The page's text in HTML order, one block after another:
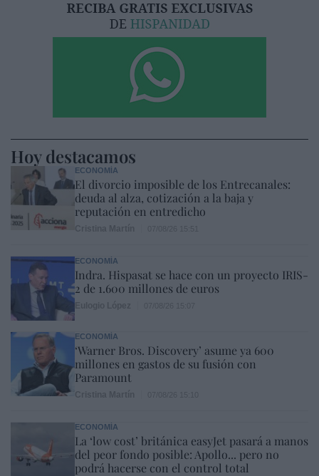
Hoy destacamos
ECONOMÍA
El divorcio imposible de los Entrecanales:
deuda al alza, cotización a la baja y
reputación en entredicho
ECONOMÍA
Indra. Hispasat se hace con un proyecto IRIS-
2 de 1.600 millones de euros
ECONOMÍA
‘Warner Bros. Discovery’ asume ya 600
millones en gastos de su fusión con
Paramount
ECONOMÍA
La ‘low cost’ británica easyJet pasará a manos
del peor fondo posible: Apollo... pero no
podrá hacerse con el control total